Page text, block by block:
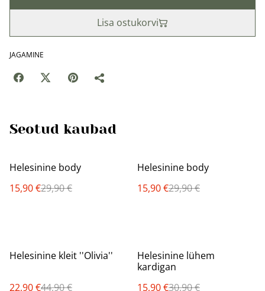
Lisa ostukorvi
JAGAMINE
Seotud kaubad
%
Helesinine body
15,90 €29,90 €
%
Helesinine body
15,90 €29,90 €
%
Helesinine kleit ''Olivia''
22,90 €44,90 €
%
Helesinine lühem
kardigan
15,90 €30,90 €